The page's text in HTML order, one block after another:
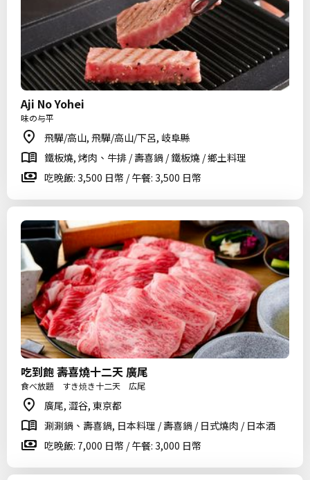
Aji No Yohei
味の与平
飛驒/高山, 飛驒/高山/下呂, 岐阜縣
鐵板燒, 烤肉、牛排 / 壽喜鍋 / 鐵板燒 / 鄉土料理
吃晚飯: 3,500 日幣 / 午餐: 3,500 日幣
吃到飽 壽喜燒十二天 廣尾
食べ放題 すき焼き十二天 広尾
廣尾, 澀谷, 東京都
涮涮鍋、壽喜鍋, 日本料理 / 壽喜鍋 / 日式燒肉 / 日本酒
吃晚飯: 7,000 日幣 / 午餐: 3,000 日幣